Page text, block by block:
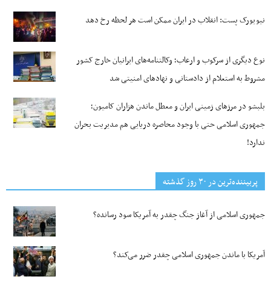
نیویورک پست: انقلاب در ایران ممکن است هر لحظه رخ دهد
نوع دیگری از سرکوب و ارعاب؛ وکالتنامه‌های ایرانیان خارج کشور
مشروط به استعلام از دادستانی و نهادهای امنیتی شد
بلبشو در مرزهای زمینی ایران و معطل ماندن هزاران کامیون؛
جمهوری اسلامی حتی با وجود محاصره دریایی هم مدیریت بحران
ندارد!
پربیننده‌ترین‌ در ۳۰ روز گذشته
جمهوری اسلامی از آغاز جنگ چقدر به آمریکا سود رسانده؟
آمریکا با ماندن جمهوری اسلامی چقدر ضرر می‌کند؟